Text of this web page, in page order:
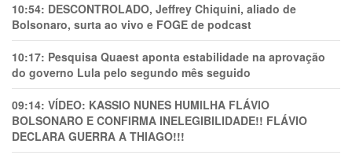
10:54: DESCONTROLADO, Jeffrey Chiquini, aliado de
Bolsonaro, surta ao vivo e FOGE de podcast
10:17: Pesquisa Quaest aponta estabilidade na aprovação
do governo Lula pelo segundo mês seguido
09:14: VÍDEO: KASSIO NUNES HUMlLHA FLÁVIO
BOLSONARO E CONFIRMA INELEGIBILIDADE!! FLÁVIO
DECLARA GUERRA A THIAGO!!!